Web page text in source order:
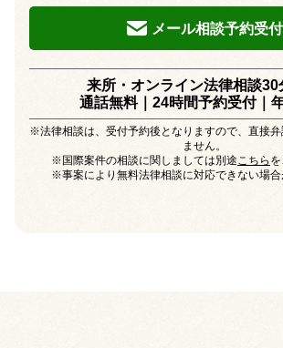
メール相談予約受付
来所・オンライン法律相談30
通話無料｜24時間予約受付｜
※法律相談は、受付予約後となりますので、直接弁
ません。
※国際案件の相談に関しましては別途こちら
※事案により無料法律相談に対応できない場合